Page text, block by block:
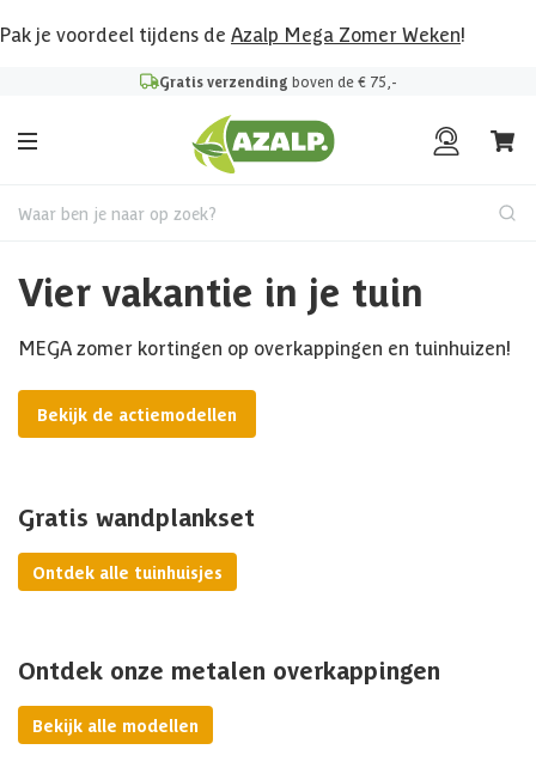
Pak je voordeel tijdens de Azalp Mega Zomer Weken!
Gratis verzending boven de € 75,-
Waar ben je naar op zoek?
Vier vakantie in je tuin
MEGA zomer kortingen op overkappingen en tuinhuizen!
Bekijk de actiemodellen
Gratis wandplankset
Ontdek alle tuinhuisjes
Ontdek onze metalen overkappingen
Bekijk alle modellen